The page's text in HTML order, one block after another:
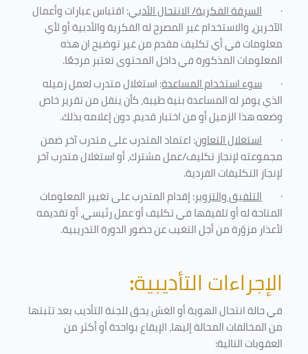
· السرقة الفكرية/ الانتحال الأدبي: اقتباس عبارات وأعمال
الآخرين، والاستخدام غير المصرح له الفكرية والأدبية أو لأي
معلومات في أي تكليف مقدم من غير توضيح ان هذه
المعلومات المذكورة في داخل المحتوى تعتبر مرجعًا.
· سوء استخدام المساعدة: استغلال متدرب لعمل زميله
الذي يوفر له المساعدة بنية طيبة، كأن ينقل من تقرير خاص
وضعه هذا الزميل أو من اختبار قديم، دون إعلامه بذلك.
· استغلال التعاون: اعتماد المتدرب على متدرب آخر ضمن
مجموعته لإنجاز تكليف/عمل مشترك، أو استغلال متدرب آخر
لإنجاز التكليفات الفردية.
· التلفيق والتزوير: إقدام المتدرب على تغيير المعلومات
المتاحة له أو تلفيقها في تكليف أو عمل رئيسي، أو تقديمه
لأعذار مزوّرة من أجل التغيب عن حضور الدورة التدريبية.
الإجراءات التأديبية:
في حالة انتحال الهوية أو الغش يحق للجنة التأديب بعد تثبتها
من المخالفات المحالة إليها، الإيقاع بواحدة أو أكثر من
العقوبات التالية: